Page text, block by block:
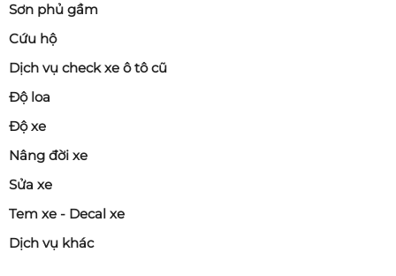
Sơn phủ gầm
Cứu hộ
Dịch vụ check xe ô tô cũ
Độ loa
Độ xe
Nâng đời xe
Sửa xe
Tem xe - Decal xe
Dịch vụ khác